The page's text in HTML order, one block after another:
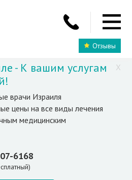
Отзывы
X
- К вашим услугам
врачи Израиля
цены на все виды лечения
медицинским
6168